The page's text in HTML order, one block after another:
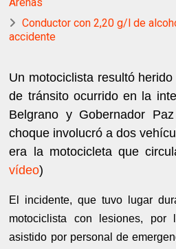
Arenas
Conductor con 2,20 g/l de
accidente
Un motociclista resultó
de tránsito ocurrido en la
Belgrano y Gobernador
choque involucró a dos
era la motocicleta que
vídeo)
El incidente, que tuvo lugar
motociclista con lesiones, por
asistido por personal de